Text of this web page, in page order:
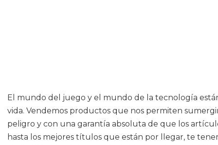
El mundo del juego y el mundo de la tecnología
vida. Vendemos productos que nos permiten
peligro y con una garantía absoluta de que los
hasta los mejores títulos que están por llegar, te